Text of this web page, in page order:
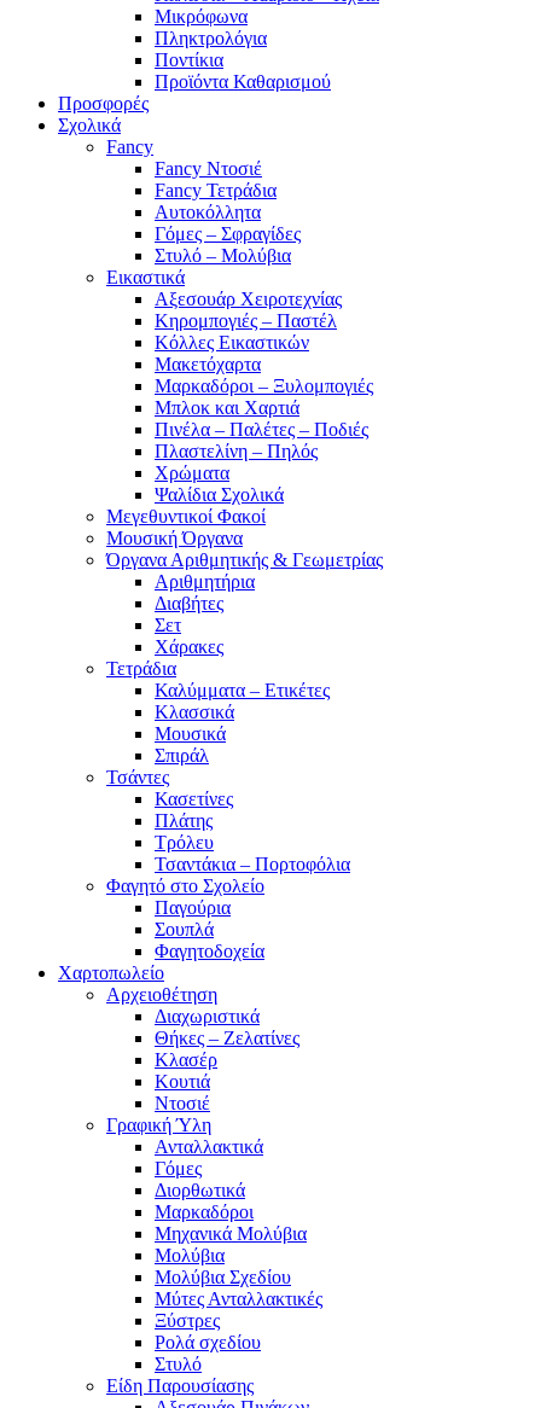
Μικρόφωνα
Πληκτρολόγια
Ποντίκια
Προϊόντα Καθαρισμού
Προσφορές
Σχολικά
Fancy
Fancy Ντοσιέ
Fancy Τετράδια
Αυτοκόλλητα
Γόμες – Σφραγίδες
Στυλό – Μολύβια
Εικαστικά
Αξεσουάρ Χειροτεχνίας
Κηρομπογιές – Παστέλ
Κόλλες Εικαστικών
Μακετόχαρτα
Μαρκαδόροι – Ξυλομπογιές
Μπλοκ και Χαρτιά
Πινέλα – Παλέτες – Ποδιές
Πλαστελίνη – Πηλός
Χρώματα
Ψαλίδια Σχολικά
Μεγεθυντικοί Φακοί
Μουσική Όργανα
Όργανα Αριθμητικής & Γεωμετρίας
Αριθμητήρια
Διαβήτες
Σετ
Χάρακες
Τετράδια
Καλύμματα – Ετικέτες
Κλασσικά
Μουσικά
Σπιράλ
Τσάντες
Κασετίνες
Πλάτης
Τρόλευ
Τσαντάκια – Πορτοφόλια
Φαγητό στο Σχολείο
Παγούρια
Σουπλά
Φαγητοδοχεία
Χαρτοπωλείο
Αρχειοθέτηση
Διαχωριστικά
Θήκες – Ζελατίνες
Κλασέρ
Κουτιά
Ντοσιέ
Γραφική Ύλη
Ανταλλακτικά
Γόμες
Διορθωτικά
Μαρκαδόροι
Μηχανικά Μολύβια
Μολύβια
Μολύβια Σχεδίου
Μύτες Ανταλλακτικές
Ξύστρες
Ρολά σχεδίου
Στυλό
Είδη Παρουσίασης